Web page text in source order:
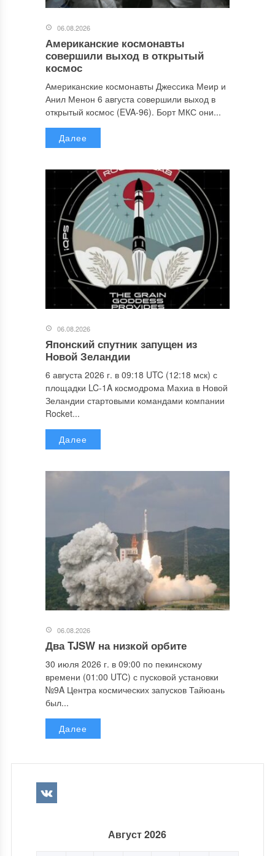
06.08.2026
Американские космонавты
совершили выход в открытый
космос
Американские космонавты Джессика Меир и
Анил Менон 6 августа совершили выход в
открытый космос (EVA-96). Борт МКС они...
Далее
06.08.2026
Японский спутник запущен из
Новой Зеландии
6 августа 2026 г. в 09:18 UTC (12:18 мск) с
площадки LC-1A космодрома Махиа в Новой
Зеландии стартовыми командами компании
Rocket...
Далее
06.08.2026
Два TJSW на низкой орбите
30 июля 2026 г. в 09:00 по пекинскому
времени (01:00 UTC) с пусковой установки
№9A Центра космических запусков Тайюань
был...
Далее
Август 2026